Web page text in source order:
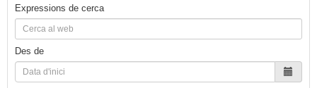
Expressions de cerca
Des de